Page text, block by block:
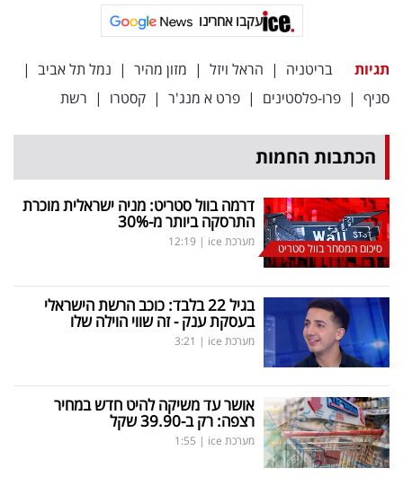
באייס
עקבו
אחרינו:
עקבו אחרינו
תגיות בריטניה | הראל ויזל | מזון מהיר | נמל תל אביב |
סניף | פרו-פלסטינים | פרט א מנג'ר | קסטרו | רשת
הכתבות החמות
סיכום המסחר בוול סטריט
דרמה בוול סטריט: מניה ישראלית מוכרת
התרסקה ביותר מ-30%
מערכת ice |
12:19
בגיל 22 בלבד: כוכב הרשת הישראלי
בעסקת ענק - זה שווי הוילה שלו
מערכת ice |
3:21
אושר עד משיקה להיט חדש במחיר
רצפה: רק ב-39.90 שקל
מערכת ice |
1:55